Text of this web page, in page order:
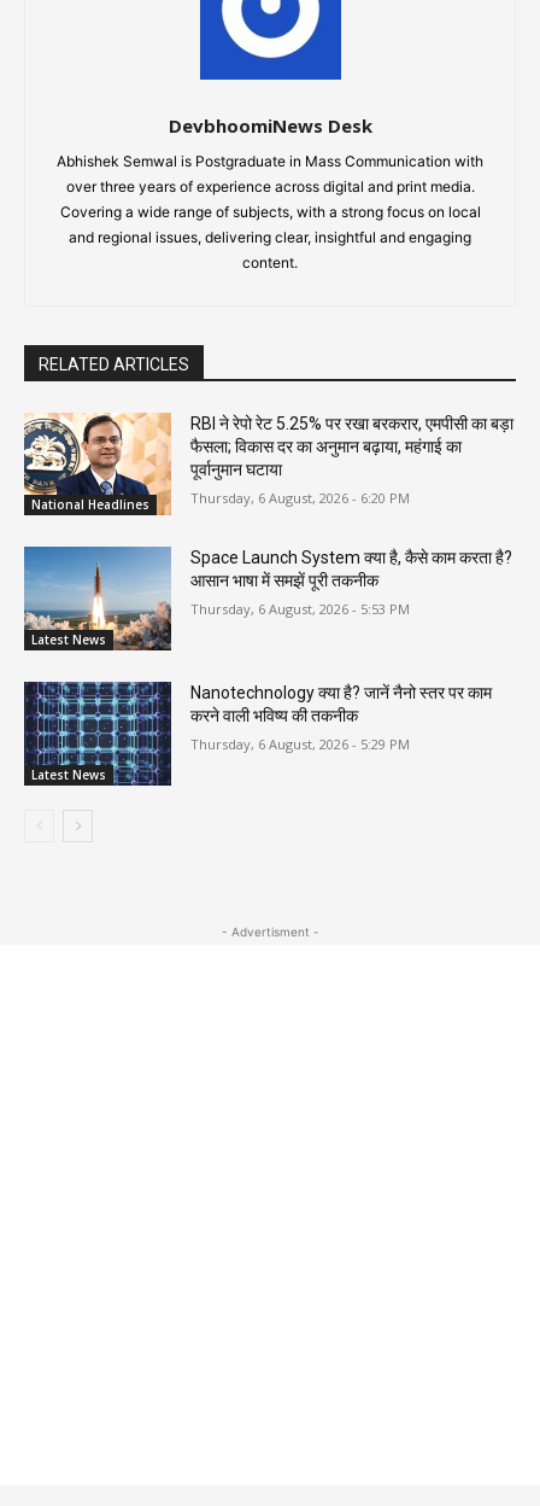
DevbhoomiNews Desk
Abhishek Semwal is Postgraduate in Mass Communication with
over three years of experience across digital and print media.
Covering a wide range of subjects, with a strong focus on local
and regional issues, delivering clear, insightful and engaging
content.
RELATED ARTICLES
National Headlines
RBI ने रेपो रेट 5.25% पर रखा बरकरार, एमपीसी का बड़ा
फैसला; विकास दर का अनुमान बढ़ाया, महंगाई का
पूर्वानुमान घटाया
Thursday, 6 August, 2026 - 6:20 PM
Latest News
Space Launch System क्या है, कैसे काम करता है?
आसान भाषा में समझें पूरी तकनीक
Thursday, 6 August, 2026 - 5:53 PM
Latest News
Nanotechnology क्या है? जानें नैनो स्तर पर काम
करने वाली भविष्य की तकनीक
Thursday, 6 August, 2026 - 5:29 PM
- Advertisment -